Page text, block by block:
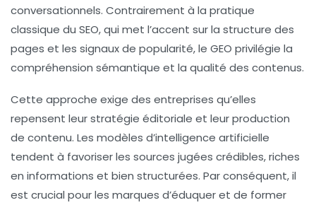
conversationnels. Contrairement à la pratique
classique du SEO, qui met l’accent sur la structure des
pages et les signaux de popularité, le GEO privilégie la
compréhension sémantique et la qualité des contenus.
Cette approche exige des entreprises qu’elles
repensent leur stratégie éditoriale et leur production
de contenu. Les modèles d’intelligence artificielle
tendent à favoriser les sources jugées crédibles, riches
en informations et bien structurées. Par conséquent, il
est crucial pour les marques d’éduquer et de former